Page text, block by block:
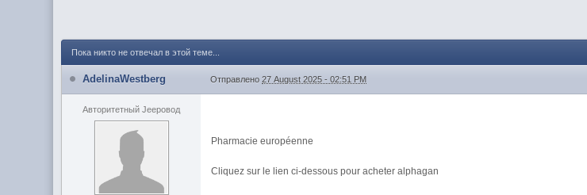
Пока никто не отвечал в этой теме...
AdelinaWestberg Отправлено27 August 2025 - 02:51 PM
Авторитетный Jeepовод
Pharmacie européenne
Cliquez sur le lien ci-dessous pour acheter alphagan